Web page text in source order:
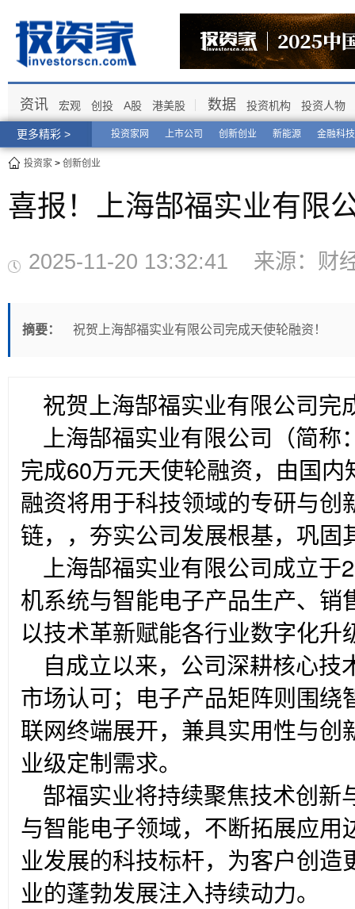
更多精彩 > 投资家网 上市公司 创新创业 新能源 金融科技
资讯 宏观 创投 A股 港美股 数据 投资机构 投资人物
投资家 > 创新创业
喜报！上海郜福实业有限
2025-11-20 13:32:41 来源：
摘要： 祝贺上海郜福实业有限公司完成天使轮融资！
祝贺上海郜福实业有限公司完
上海郜福实业有限公司（简称
完成60万元天使轮融资，由国
融资将用于科技领域的专研与创
链，，夯实公司发展根基，巩固
上海郜福实业有限公司成立于
机系统与智能电子产品生产、销
以技术革新赋能各行业数字化升
自成立以来，公司深耕核心技
市场认可；电子产品矩阵则围绕
联网终端展开，兼具实用性与创
业级定制需求。
郜福实业将持续聚焦技术创新
与智能电子领域，不断拓展应用
业发展的科技标杆，为客户创
业的蓬勃发展注入持续动力。